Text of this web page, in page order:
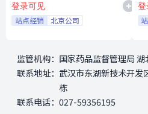
Biomedical,Inc. a St. Jude
Medical Company
登录可见
站点经销 北京公司
登
监管机构： 国家药品监督管理局
联系地址： 武汉市东湖新技术开发
栋
联系电话： 027-59356195